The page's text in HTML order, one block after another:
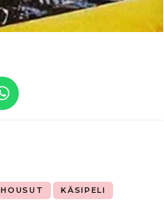
HOUSUT KÄSIPELI